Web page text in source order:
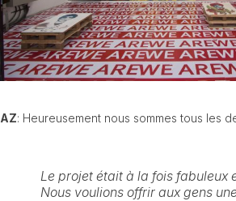
AZ: Heureusement nous sommes tous les
Le projet était à la fois fabuleux
Nous voulions offrir aux gens